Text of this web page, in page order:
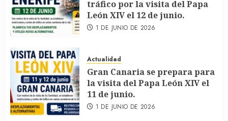
tráfico por la visita del Papa
León XIV el 12 de junio.
1 DE JUNIO DE 2026
Actualidad
Gran Canaria se prepara para
la visita del Papa León XIV el
11 de junio.
1 DE JUNIO DE 2026